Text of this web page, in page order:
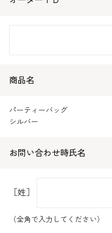
商品名
パーティーバッグ
シルバー
お問い合わせ時氏名
［姓］
（全角で入力してください）